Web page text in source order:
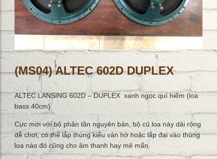
(MS04) ALTEC 602D DUPLEX
ALTEC LANSING 602D – DUPLEX xanh ngọc quí hiếm (loa
bass 40cm)
Cực mới với bộ phân tần nguyên bản, bộ củ loa này dải rộng
dễ chơi, có thể lắp thùng kiểu ván hở hoặc lắp đại vào thùng
loa nào đó cũng cho âm thanh hay mê mẩn.